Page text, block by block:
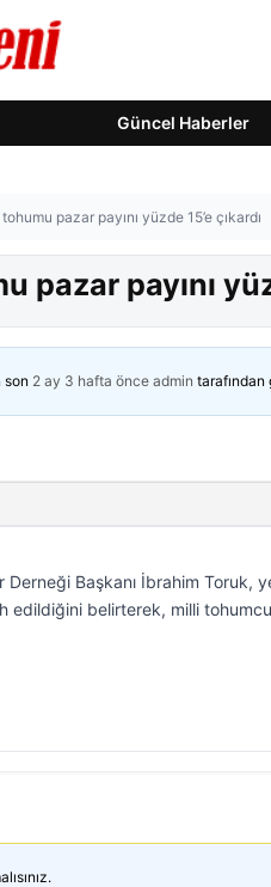
Güncel Haberler
pazar payını yüzde 15’e çıkardı
payını
son 2 ay 3 hafta önce admin
Derneği Başkanı İbrahim Toruk,
edildiğini belirterek, milli